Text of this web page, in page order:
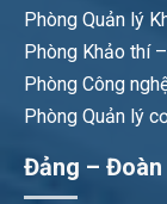
Phòng Quản lý
Phòng Khảo thí
Phòng Công
Phòng Quản lý
Đảng –